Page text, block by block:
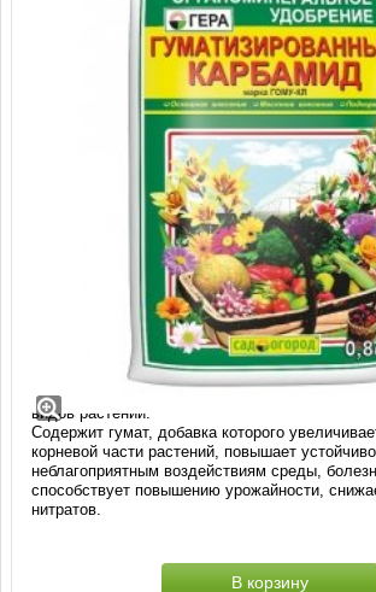
Удобрение карбамид
гуматизированный (0,8кг)
«Гера гуматизированный карбамид» –
видов растений.
Содержит гумат, добавка которого
корневой части растений, повышает
неблагоприятным воздействиям среды,
способствует повышению урожайности,
нитратов.
В корзину